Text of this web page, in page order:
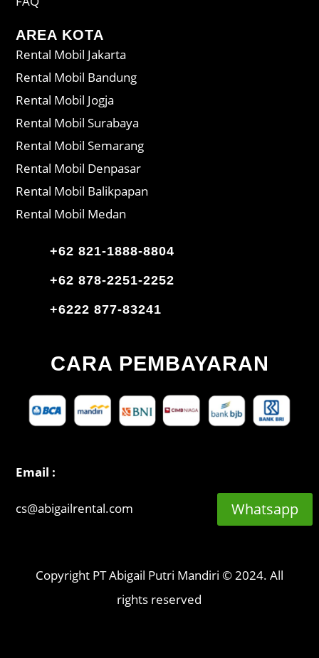
AREA KOTA
Rental Mobil Jakarta
Rental Mobil Bandung
Rental Mobil Jogja
Rental Mobil Surabaya
Rental Mobil Semarang
Rental Mobil Denpasar
Rental Mobil Balikpapan
Rental Mobil Medan
+62 821-1888-8804
+62 878-2251-2252
+6222 877-83241
CARA PEMBAYARAN
Email :
cs@abigailrental.com
Copyright PT Abigail Putri Mandiri © 2024. All
rights reserved
Whatsapp